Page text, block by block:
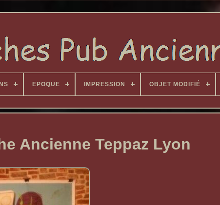
EPOQUE IMPRESSION OBJET MODIFIÉ
Ancienne Teppaz Lyon